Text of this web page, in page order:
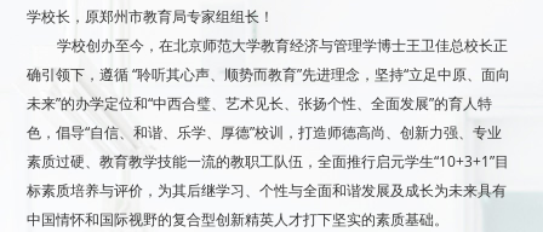
学校长，原郑州市教育局专家组组长！
学校创办至今，在北京师范大学教育经济与管理学博士王卫佳总校长正
确引领下，遵循 “聆听其心声、顺势而教育”先进理念，坚持“立足中原、面向
未来”的办学定位和“中西合璧、艺术见长、张扬个性、全面发展”的育人特
色，倡导“自信、和谐、乐学、厚德”校训，打造师德高尚、创新力强、专业
素质过硬、教育教学技能一流的教职工队伍，全面推行启元学生“10+3+1”目
标素质培养与评价，为其后继学习、个性与全面和谐发展及成长为未来具有
中国情怀和国际视野的复合型创新精英人才打下坚实的素质基础。